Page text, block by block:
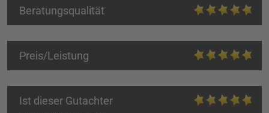
Beratungsqualität
Preis/Leistung
Ist dieser Gutachter